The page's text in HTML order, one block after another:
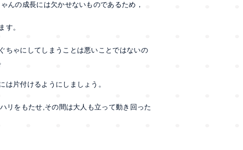
んの成長には欠かせないものであるため，
す。
ちゃにしてしまうことは悪いことではないの
片付けるようにしましょう。
リをもたせ,その間は大人も立って動き回った